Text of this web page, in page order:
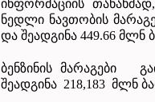
ინფორმაციის
ნედლი ნავთობის
და შეადგინა 449.66 მლნ
ბენზინის მარაგები
შეადგინა 218,183 მლნ